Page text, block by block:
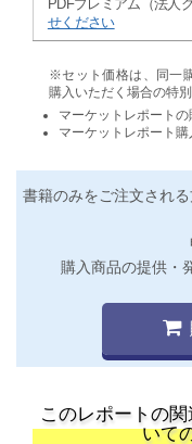
PDFプレミアム（法人
せください
※セット価格は、同一
購入いただく場合の特別
マーケットレポートの
マーケットレポート
書籍のみをご注文され
購入商品の提供・
このレポートの
いて